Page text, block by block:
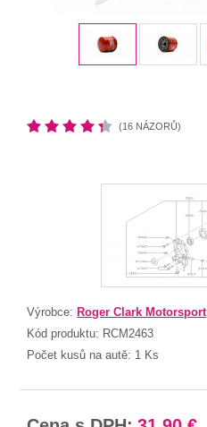
(16 NÁZORŮ)
Výrobce: Roger Clark Motorsport
Kód produktu: RCM2463
Počet kusů na autě: 1 Ks